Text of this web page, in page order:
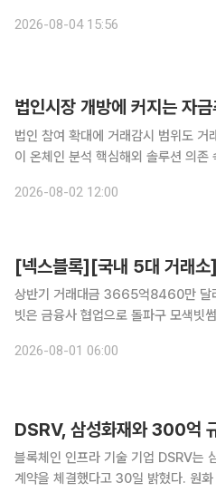
2026-08-04 15:56
법인 참여 확대에 거래감시 범위도 거
이 온체인 분석 핵심해외 솔루션 의존 속 국내
어질 전망이다. 기관과 커스터디(수
2026-08-02 12:00
상반기 거래대금 3665억8460만 달
빗은 금융사 협업으로 돌파구 모색빗
다. 거래가 줄어드는 국면에서는 유동
2026-08-01 06:00
DSRV, 삼성화재와 300억
블록체인 인프라 기술 기업 DSRV는
계약을 체결했다고 30일 밝혔다. 원화 기준 약 300억원